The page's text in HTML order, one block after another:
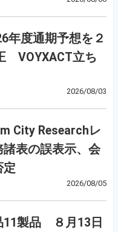
度通期予想を２
VOYXACT立ち
2026/08/03
City Researchレ
表の誤表示、会
定
2026/08/05
11製品 ８月13日